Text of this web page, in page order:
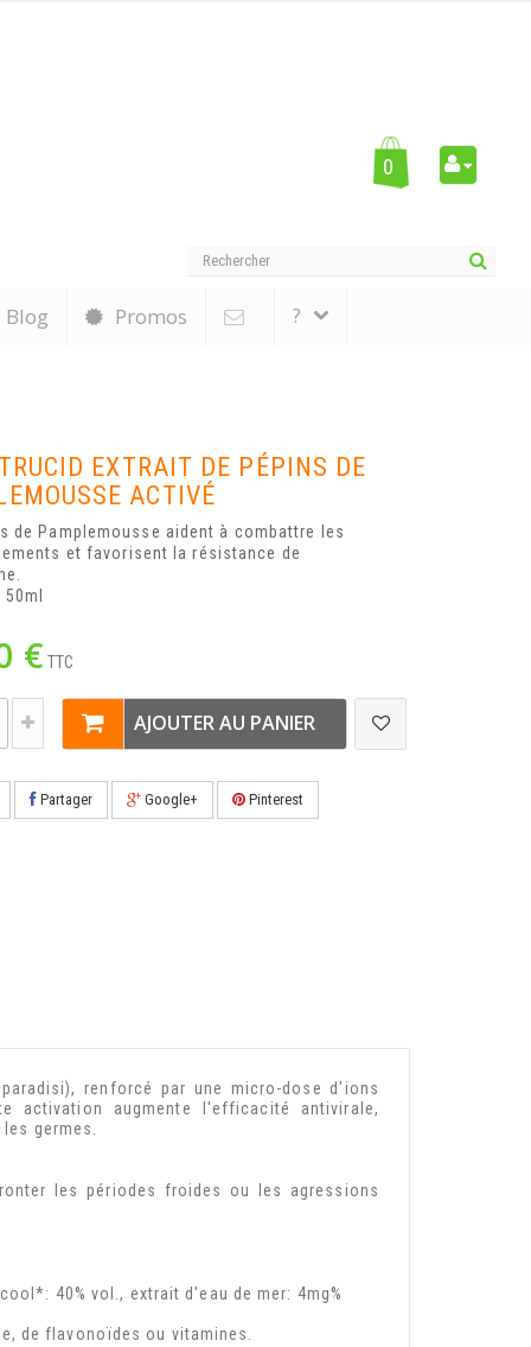
0
Blog Promos ?
EXTRAIT DE PÉPINS DE
ACTIVÉ
de Pamplemousse aident à combattre les
et favorisent la résistance de
€ TTC
AJOUTER AU PANIER
Partager Google+ Pinterest
renforcé par une micro-dose d'ions
activation augmente l'efficacité antivirale,
germes.
les périodes froides ou les agressions
40% vol., extrait d'eau de mer: 4mg%
de flavonoïdes ou vitamines.